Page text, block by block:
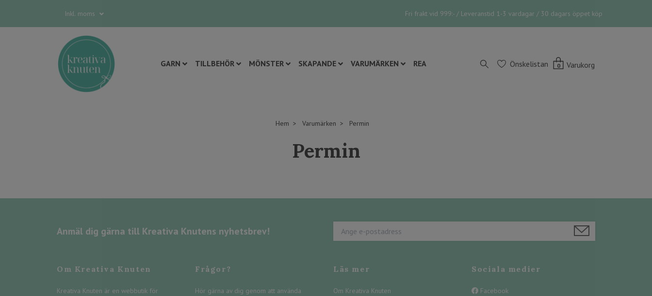
Inkl. moms Fri frakt vid 999:- / Leveranstid 1-3 vardagar / 30 dagars öppet köp
GARN TILLBEHÖR MÖNSTER SKAPANDE VARUMÄRKEN REA Önskelistan 0 Varukorg
Hem Varumärken Permin
Permin
Anmäl dig gärna till Kreativa Knutens nyhetsbrev!
Om Kreativa Knuten
Kreativa Knuten är en webbutik för
Frågor?
Hör gärna av dig genom att använda
Läs mer
Om Kreativa Knuten
Sociala medier
Facebook